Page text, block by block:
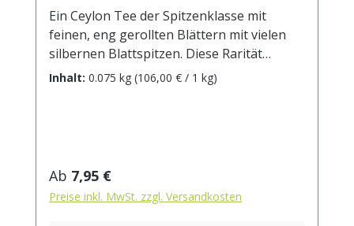
Ein Ceylon Tee der Spitzenklasse mit
feinen, eng gerollten Blättern mit vielen
silbernen Blattspitzen. Diese Rarität
stammt aus dem Ratnapura Distrikt und
Wasser aufgiessen. Ziehzeit: ca. 3 min.
Inhalt: 0.075 kg (106,00 € / 1 kg)
Regulärer Preis:
Ab 7,95 €
Preise inkl. MwSt. zzgl. Versandkosten